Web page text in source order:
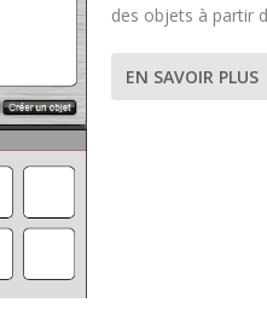
des objets à partir
EN SAVOIR PLUS